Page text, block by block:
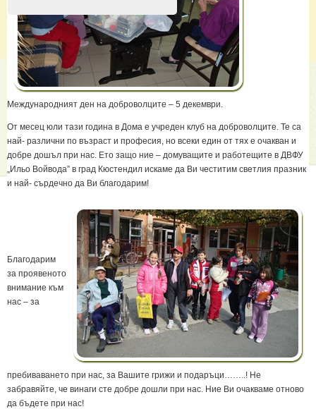
Международният ден на доброволците – 5 декември.
От месец юли тази година в Дома е учреден клуб на доброволците. Те са
най- различни по възраст и професия, но всеки един от тях е очакван и
добре дошъл при нас. Ето защо ние – домуващите и работещите в ДВФУ
„Ильо Войвода” в град Кюстендил искаме да Ви честитим светлия празник
и най- сърдечно да Ви благодарим!
Благодарим
за проявеното
внимание към
нас – за
пребиваването при нас, за Вашите грижи и подаръци……..! Не
забравяйте, че винаги сте добре дошли при нас. Ние Ви очакваме отново
да бъдете при нас!